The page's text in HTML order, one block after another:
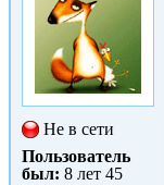
Не в сети
Пользователь
был: 8 лет 45